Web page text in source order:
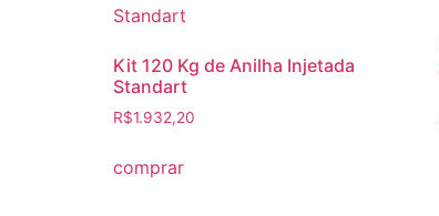
Kit 120 Kg de Anilha Injetada
Standart
R$1.932,20
comprar